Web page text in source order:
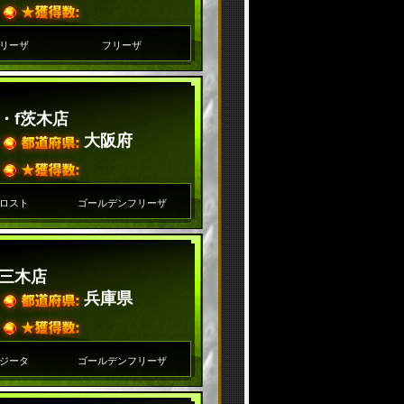
ーザ フリーザ
f茨木店
大阪府
スト ゴールデンフリーザ
木店
兵庫県
ータ ゴールデンフリーザ